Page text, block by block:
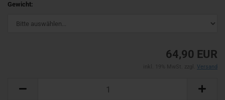
Gewicht:
64,90 EUR
Versand